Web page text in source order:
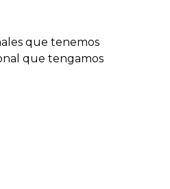
que tenemos
que tengamos